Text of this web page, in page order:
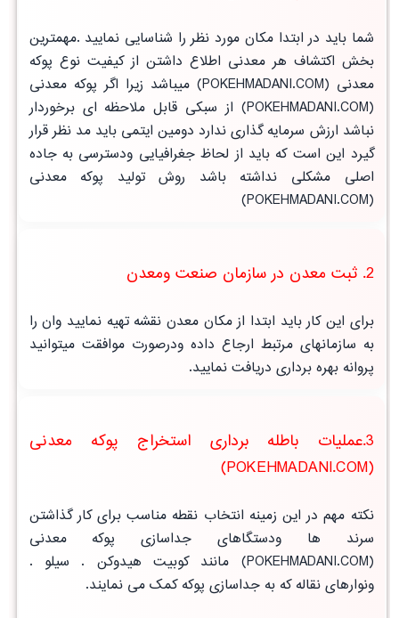
شما باید در ابتدا مکان مورد نظر را شناسایی نمایید .مهمترین
بخش اکتشاف هر معدنی اطلاع داشتن از کیفیت نوع پوکه
معدنی (POKEHMADANI.COM) میباشد زیرا اگر پوکه معدنی
(POKEHMADANI.COM) از سبکی قابل ملاحظه ای برخوردار
نباشد ارزش سرمایه گذاری ندارد دومین ایتمی باید مد نظر قرار
گیرد این است که باید از لحاظ جغرافیایی ودسترسی به جاده
اصلی مشکلی نداشته باشد روش تولید پوکه معدنی
(POKEHMADANI.COM)
2. ثبت معدن در سازمان صنعت ومعدن
برای این کار باید ابتدا از مکان معدن نقشه تهیه نمایید وان را
به سازمانهای مرتبط ارجاع داده ودرصورت موافقت میتوانید
پروانه بهره برداری دریافت نمایید.
3.عملیات باطله برداری استخراج پوکه معدنی
(POKEHMADANI.COM)
نکته مهم در این زمینه انتخاب نقطه مناسب برای کار گذاشتن
سرند ها ودستگاهای جداسازی پوکه معدنی
(POKEHMADANI.COM) مانند کوبیت هیدوکن . سیلو .
ونوارهای نقاله که به جداسازی پوکه کمک می نمایند.